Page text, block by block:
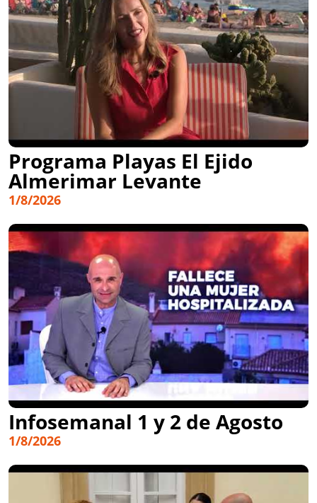
Programa Playas El Ejido
Almerimar Levante
1/8/2026
Infosemanal 1 y 2 de Agosto
1/8/2026